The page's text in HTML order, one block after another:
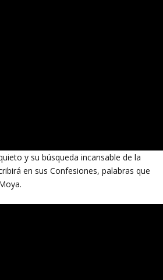
y su búsqueda incansable de la
en sus Confesiones, palabras que